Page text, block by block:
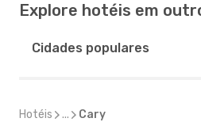
Explore hotéis em
Cidades populares
Hotéis ... Cary